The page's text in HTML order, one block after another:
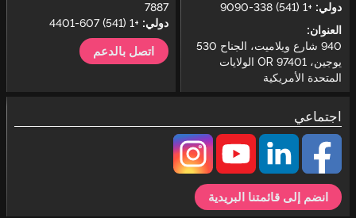
دولي: +1 (541) 338-9090
العنوان:
940 شارع ويلاميت، الجناح 530
يوجين، OR 97401 الولايات
المتحدة الأمريكية
7887
دولي: +1 (541) 607-4401
اتصل بالدعم
اجتماعي
انضم إلى قائمتنا البريدية